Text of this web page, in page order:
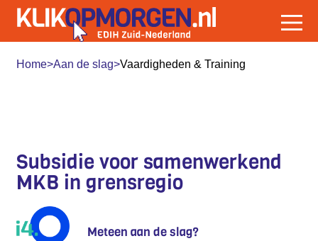
Home>Aan de slag>Vaardigheden & Training
Subsidie voor samenwerkend
MKB in grensregio
Meteen aan de slag?